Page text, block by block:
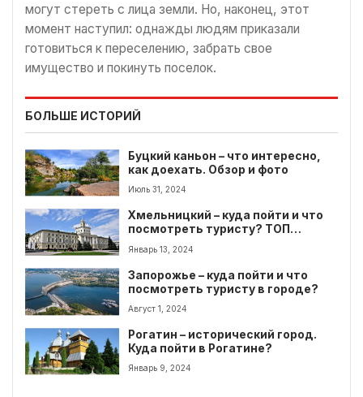
могут стереть с лица земли. Но, наконец, этот
момент наступил: однажды людям приказали
готовиться к переселению, забрать свое
имущество и покинуть поселок.
БОЛЬШЕ ИСТОРИЙ
Буцкий каньон – что интересно,
как доехать. Обзор и фото
Июль 31, 2024
Хмельницкий – куда пойти и что
посмотреть туристу? ТОП
интересных локаций
Январь 13, 2024
Запорожье – куда пойти и что
посмотреть туристу в городе?
Август 1, 2024
Рогатин – исторический город.
Куда пойти в Рогатине?
Январь 9, 2024